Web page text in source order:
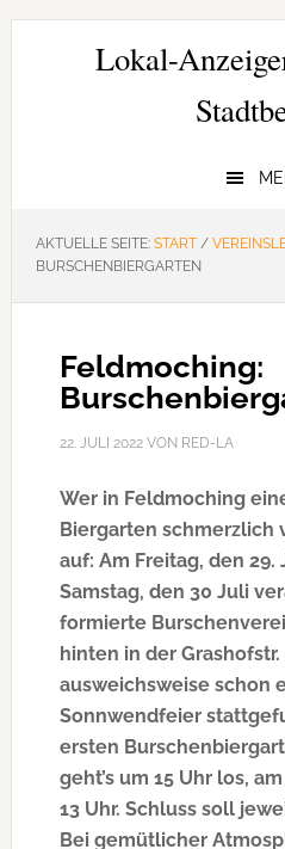
Zur
Hauptnavigation
Zum
Zur
SeitenspalteLokal-
AKTUELLE SEITE: START /
BURSCHENBIERGARTEN
Feldmoching:
22. JULI 2022VON RED-LA
Wer in Feldmoching
Biergarten schmerzlich
auf: Am Freitag, den 29.
Samstag, den 30 Juli
formierte
hinten in der
ausweichsweise schon
Sonnwendfeier
ersten
geht’s um 15 Uhr los,
13 Uhr. Schluss soll
Bei gemütlicher